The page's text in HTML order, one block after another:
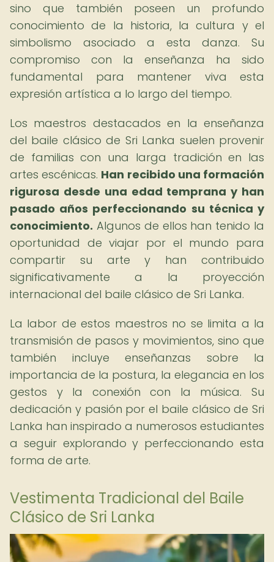
sino que también poseen un profundo
conocimiento de la historia, la cultura y el
simbolismo asociado a esta danza. Su
compromiso con la enseñanza ha sido
fundamental para mantener viva esta
expresión artística a lo largo del tiempo.
Los maestros destacados en la enseñanza
del baile clásico de Sri Lanka suelen provenir
de familias con una larga tradición en las
artes escénicas. Han recibido una formación
rigurosa desde una edad temprana y han
pasado años perfeccionando su técnica y
conocimiento. Algunos de ellos han tenido la
oportunidad de viajar por el mundo para
compartir su arte y han contribuido
significativamente a la proyección
internacional del baile clásico de Sri Lanka.
La labor de estos maestros no se limita a la
transmisión de pasos y movimientos, sino que
también incluye enseñanzas sobre la
importancia de la postura, la elegancia en los
gestos y la conexión con la música. Su
dedicación y pasión por el baile clásico de Sri
Lanka han inspirado a numerosos estudiantes
a seguir explorando y perfeccionando esta
forma de arte.
Vestimenta Tradicional del Baile
Clásico de Sri Lanka